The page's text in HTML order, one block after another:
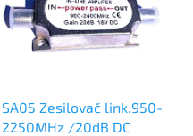
SA05 Zesilovač link.950-
2250MHz /20dB DC